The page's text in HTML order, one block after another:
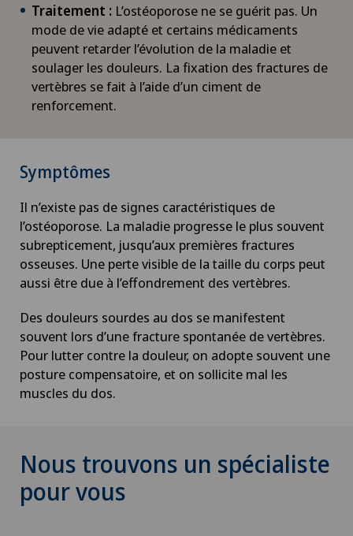
Traitement : L’ostéoporose ne se guérit pas. Un
mode de vie adapté et certains médicaments
peuvent retarder l’évolution de la maladie et
soulager les douleurs. La fixation des fractures de
vertèbres se fait à l’aide d’un ciment de
renforcement.
Symptômes
Il n’existe pas de signes caractéristiques de
l’ostéoporose. La maladie progresse le plus souvent
subrepticement, jusqu’aux premières fractures
osseuses. Une perte visible de la taille du corps peut
aussi être due à l’effondrement des vertèbres.
Des douleurs sourdes au dos se manifestent
souvent lors d’une fracture spontanée de vertèbres.
Pour lutter contre la douleur, on adopte souvent une
posture compensatoire, et on sollicite mal les
muscles du dos.
Nous trouvons un spécialiste
pour vous